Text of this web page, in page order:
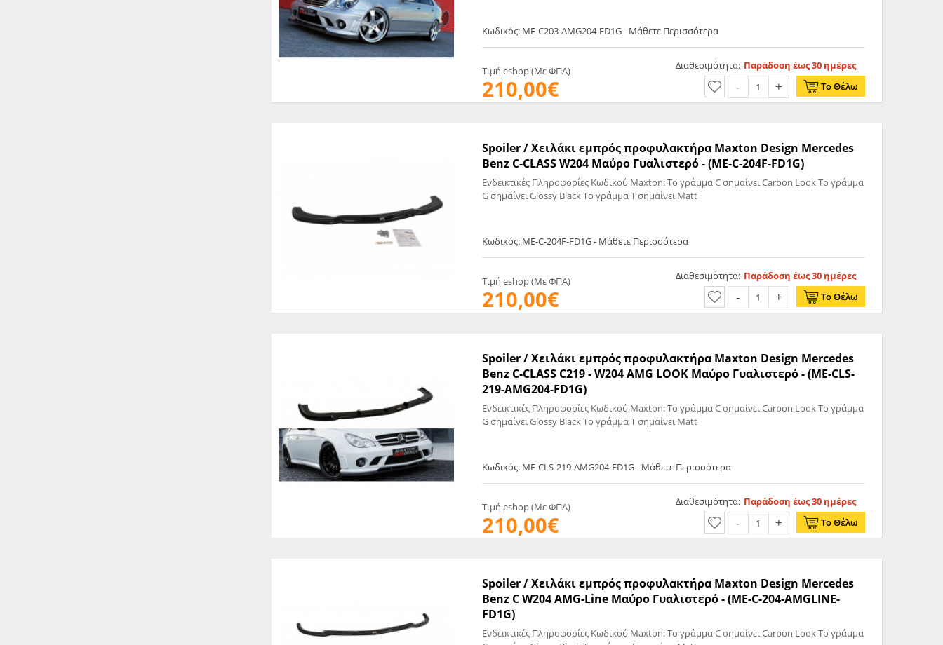
Κωδικός: ME-C203-AMG204-FD1G - Μάθετε Περισσότερα
Τιμή eshop (Με ΦΠΑ)
210,00€
Διαθεσιμότητα: Παράδοση έως 30 ημέρες
Το Θέλω
Spoiler / Χειλάκι εμπρός προφυλακτήρα Maxton Design Mercedes
Benz C-CLASS W204 Μαύρο Γυαλιστερό - (ME-C-204F-FD1G)
Ενδεικτικές Πληροφορίες Κωδικού Maxton: Το γράμμα C σημαίνει Carbon Look Το γράμμα
G σημαίνει Glossy Black Το γράμμα T σημαίνει Matt
Κωδικός: ME-C-204F-FD1G - Μάθετε Περισσότερα
Τιμή eshop (Με ΦΠΑ)
210,00€
Διαθεσιμότητα: Παράδοση έως 30 ημέρες
Το Θέλω
Spoiler / Χειλάκι εμπρός προφυλακτήρα Maxton Design Mercedes
Benz C-CLASS C219 - W204 AMG LOOK Μαύρο Γυαλιστερό - (ME-CLS-
219-AMG204-FD1G)
Ενδεικτικές Πληροφορίες Κωδικού Maxton: Το γράμμα C σημαίνει Carbon Look Το γράμμα
G σημαίνει Glossy Black Το γράμμα T σημαίνει Matt
Κωδικός: ME-CLS-219-AMG204-FD1G - Μάθετε Περισσότερα
Τιμή eshop (Με ΦΠΑ)
210,00€
Διαθεσιμότητα: Παράδοση έως 30 ημέρες
Το Θέλω
Spoiler / Χειλάκι εμπρός προφυλακτήρα Maxton Design Mercedes
Benz C W204 AMG-Line Μαύρο Γυαλιστερό - (ME-C-204-AMGLINE-
FD1G)
Ενδεικτικές Πληροφορίες Κωδικού Maxton: Το γράμμα C σημαίνει Carbon Look Το γράμμα